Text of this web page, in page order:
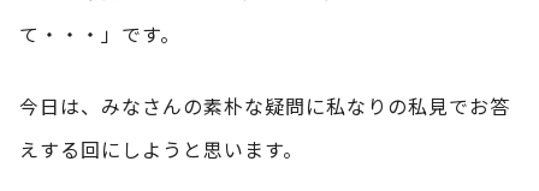
て・・・」です。
今日は、みなさんの素朴な疑問に私なりの私見でお答
えする回にしようと思います。